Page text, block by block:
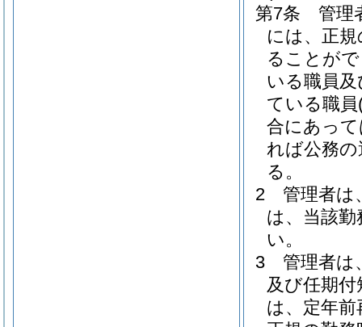
第7条
管理
には、正
ることが
いる職員
ている職員
合にあっ
れば公務
る。
2
管理者は
は、当該
い。
3
管理者は
及び任期
は、定年